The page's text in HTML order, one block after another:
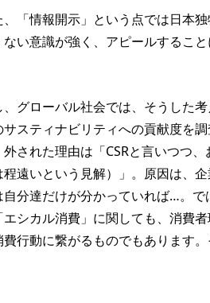
「情報開示」という点では日本
ない意識が強く、アピールするこ
、グローバル社会では、そうした
サスティナビリティへの貢献度を
外された理由は「CSRと言いつつ
程遠いという見解）」。原因は、
自分達だけが分かっていれば…。
エシカル消費」に関しても、消費
費行動に繋がるものでもあります